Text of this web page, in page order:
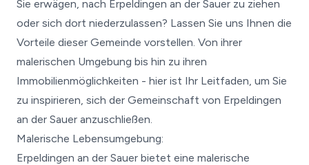
Sie erwägen, nach Erpeldingen an der Sauer zu ziehen
oder sich dort niederzulassen? Lassen Sie uns Ihnen die
Vorteile dieser Gemeinde vorstellen. Von ihrer
malerischen Umgebung bis hin zu ihren
Immobilienmöglichkeiten - hier ist Ihr Leitfaden, um Sie
zu inspirieren, sich der Gemeinschaft von Erpeldingen
an der Sauer anzuschließen.
Malerische Lebensumgebung:
Erpeldingen an der Sauer bietet eine malerische